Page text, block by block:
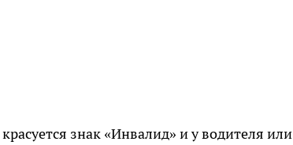
знак «Инвалид» и у водителя или